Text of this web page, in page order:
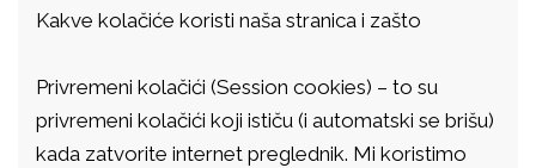
Kakve kolačiće koristi naša stranica i zašto
Privremeni kolačići (Session cookies) – to su
privremeni kolačići koji ističu (i automatski se brišu)
kada zatvorite internet preglednik. Mi koristimo